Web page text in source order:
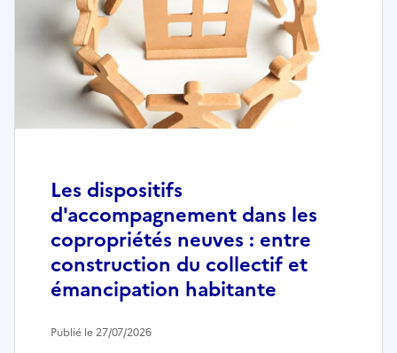
Les dispositifs
d'accompagnement dans les
copropriétés neuves : entre
construction du collectif et
émancipation habitante
Publié le 27/07/2026